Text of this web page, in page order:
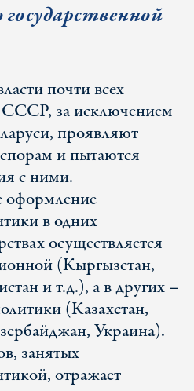
почти всех
СССР, за исключением
проявляют
и пытаются
с ними.
оформление
в одних
осуществляется
(Кыргызстан,
и т.д.), а в других –
(Казахстан,
Украина).
занятых
отражает